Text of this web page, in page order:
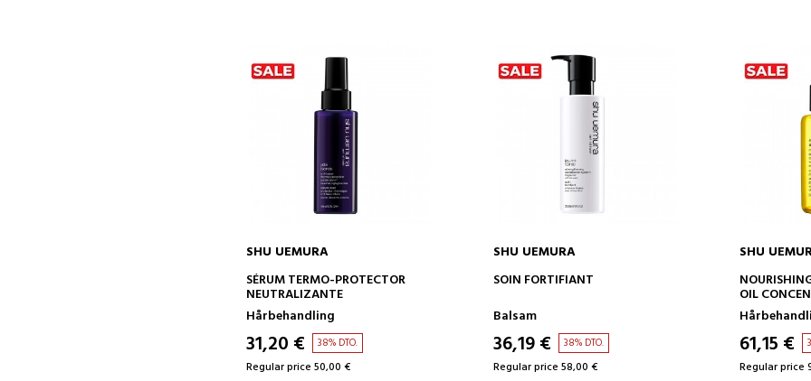
ADD TO CART
SHU UEMURA
SÉRUM TERMO-PROTECTOR
NEUTRALIZANTE
Hårbehandling
31,20 € 38% DTO.
Regular price 50,00 €
ADD TO CART
SHU UEMURA
SOIN FORTIFIANT
Balsam
36,19 € 38% DTO.
Regular price 58,00 €
SHU
OIL
61,15 €
Regular price